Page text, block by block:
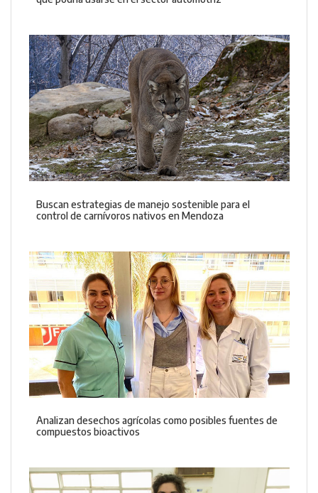
Buscan estrategias de manejo sostenible para el
control de carnívoros nativos en Mendoza
Analizan desechos agrícolas como posibles fuentes de
compuestos bioactivos